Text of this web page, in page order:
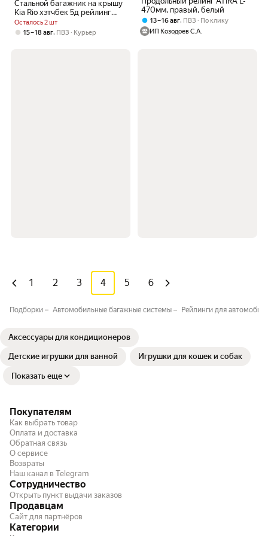
Стальной багажник на крышу
Kia Rio хэтчбек 5д рейлинг
(2017-н. в.) на рейлинги,
прямоугольный
Осталось 2 шт
15 – 18 авг, ПВЗ Курьер
470мм, правый, белый
13 – 16 авг, ПВЗ
По клику
ИП Козодоев С.А.
1 2 3 4 5 6
Подборки Автомобильные багажные системы⁣⁣ Рейлинги для
Аксессуары для кондиционеров
Детские игрушки для ванной Игрушки для кошек и собак
Показать еще
Покупателям
Как выбрать товар
Оплата и доставка
Обратная связь
О сервисе
Возвраты
Наш канал в Telegram
Сотрудничество
Открыть пункт выдачи заказов
Продавцам
Сайт для партнёров
Категории